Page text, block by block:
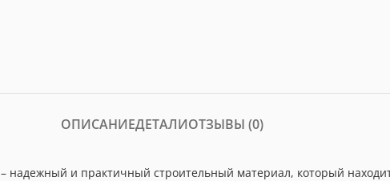
ОПИСАНИЕДЕТАЛИОТЗЫВЫ (0)
– надежный и практичный строительный материал, который